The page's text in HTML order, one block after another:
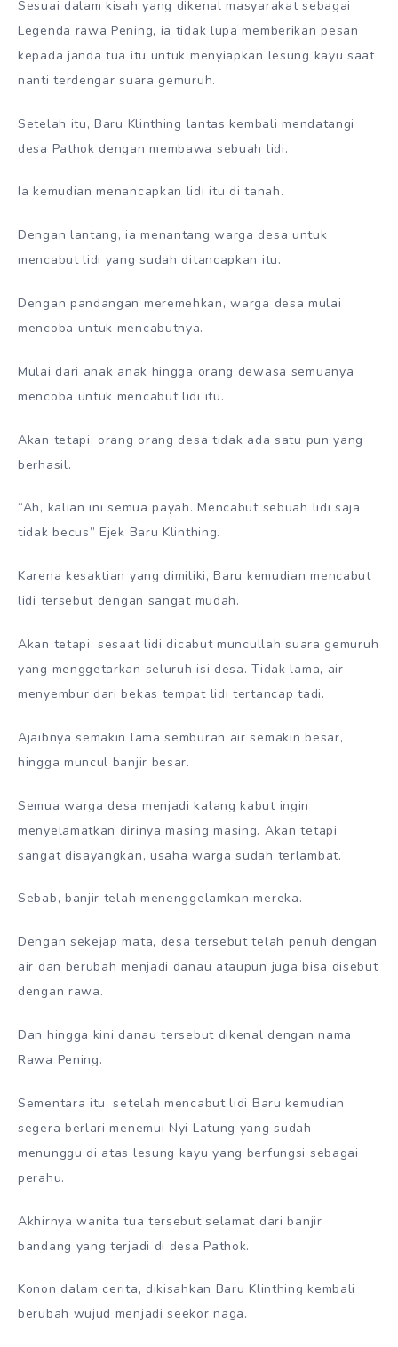
Sesuai dalam kisah yang dikenal masyarakat sebagai
Legenda rawa Pening, ia tidak lupa memberikan pesan
kepada janda tua itu untuk menyiapkan lesung kayu saat
nanti terdengar suara gemuruh.
Setelah itu, Baru Klinthing lantas kembali mendatangi
desa Pathok dengan membawa sebuah lidi.
Ia kemudian menancapkan lidi itu di tanah.
Dengan lantang, ia menantang warga desa untuk
mencabut lidi yang sudah ditancapkan itu.
Dengan pandangan meremehkan, warga desa mulai
mencoba untuk mencabutnya.
Mulai dari anak anak hingga orang dewasa semuanya
mencoba untuk mencabut lidi itu.
Akan tetapi, orang orang desa tidak ada satu pun yang
berhasil.
“Ah, kalian ini semua payah. Mencabut sebuah lidi saja
tidak becus” Ejek Baru Klinthing.
Karena kesaktian yang dimiliki, Baru kemudian mencabut
lidi tersebut dengan sangat mudah.
Akan tetapi, sesaat lidi dicabut muncullah suara gemuruh
yang menggetarkan seluruh isi desa. Tidak lama, air
menyembur dari bekas tempat lidi tertancap tadi.
Ajaibnya semakin lama semburan air semakin besar,
hingga muncul banjir besar.
Semua warga desa menjadi kalang kabut ingin
menyelamatkan dirinya masing masing. Akan tetapi
sangat disayangkan, usaha warga sudah terlambat.
Sebab, banjir telah menenggelamkan mereka.
Dengan sekejap mata, desa tersebut telah penuh dengan
air dan berubah menjadi danau ataupun juga bisa disebut
dengan rawa.
Dan hingga kini danau tersebut dikenal dengan nama
Rawa Pening.
Sementara itu, setelah mencabut lidi Baru kemudian
segera berlari menemui Nyi Latung yang sudah
menunggu di atas lesung kayu yang berfungsi sebagai
perahu.
Akhirnya wanita tua tersebut selamat dari banjir
bandang yang terjadi di desa Pathok.
Konon dalam cerita, dikisahkan Baru Klinthing kembali
berubah wujud menjadi seekor naga.